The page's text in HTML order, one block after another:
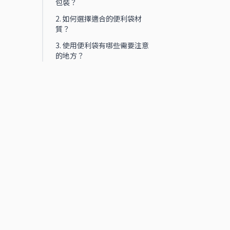
包裝？
2. 如何選擇適合的便利袋材
質？
3. 使用便利袋有哪些需要注意
的地方？